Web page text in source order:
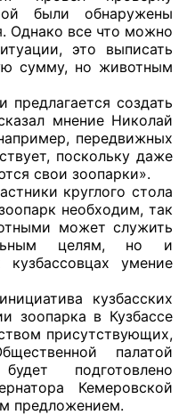
были обнаружены
Однако все что можно
это выписать
сумму, но животным
создать
мнение Николай
передвижных
поскольку даже
свои зоопарки».
круглого стола
необходим, так
может служить
целям, но и
умение
кузбасских
зоопарка в Кузбассе
присутствующих,
палатой
подготовлено
Кемеровской
предложением.